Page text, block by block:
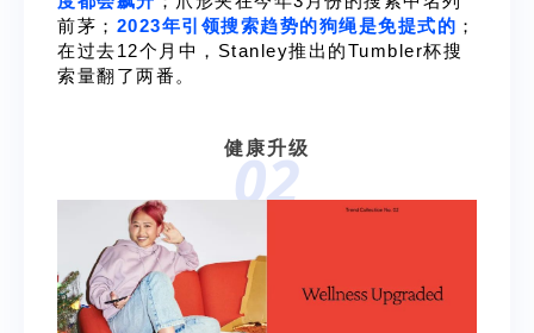
前茅； 2023年引领搜索趋势的狗绳是免提式的 ；
在过去12个月中，Stanley推出的Tumbler杯搜
索量翻了两番。
02
健康升级